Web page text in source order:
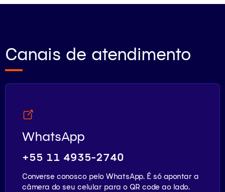
Canais de atendimento
WhatsApp
+55 11 4935-2740
Converse conosco pelo WhatsApp. É só apontar a
câmera do seu celular para o QR code ao lado.